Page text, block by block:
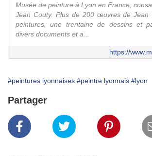
Musée de peinture à Lyon en France,
Jean Couty. Plus de 200 œuvres de Jean
peintures, une trentaine de dessins et
divers documents et a...
https://
#peintures lyonnaises #peintre lyonnais #lyon
Partager